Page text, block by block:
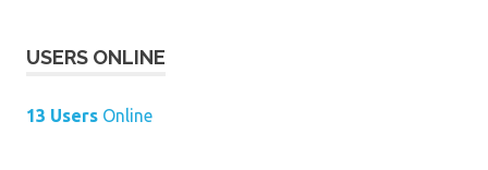
USERS ONLINE
13 Users Online